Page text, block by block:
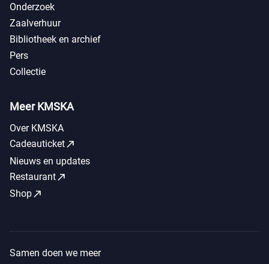
Onderzoek
Zaalverhuur
Bibliotheek en archief
Pers
Collectie
Meer KMSKA
Over KMSKA
Cadeauticketcall_made
Nieuws en updates
Restaurantcall_made
Shopcall_made
Samen doen we meer